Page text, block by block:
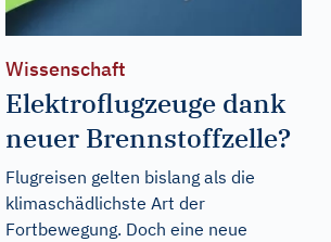
Wissenschaft
Elektroflugzeuge dank
neuer Brennstoffzelle?
Flugreisen gelten bislang als die
klimaschädlichste Art der
Fortbewegung. Doch eine neue